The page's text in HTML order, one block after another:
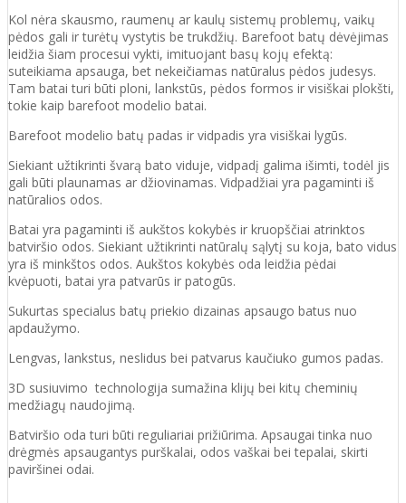
Kol nėra skausmo, raumenų ar kaulų sistemų problemų, vaikų
pėdos gali ir turėtų vystytis be trukdžių. Barefoot batų dėvėjimas
leidžia šiam procesui vykti, imituojant basų kojų efektą:
suteikiama apsauga, bet nekeičiamas natūralus pėdos judesys.
Tam batai turi būti ploni, lankstūs, pėdos formos ir visiškai plokšti,
tokie kaip barefoot modelio batai.
Barefoot modelio batų padas ir vidpadis yra visiškai lygūs.
Siekiant užtikrinti švarą bato viduje, vidpadį galima išimti, todėl jis
gali būti plaunamas ar džiovinamas. Vidpadžiai yra pagaminti iš
natūralios odos.
Batai yra pagaminti iš aukštos kokybės ir kruopščiai atrinktos
batviršio odos. Siekiant užtikrinti natūralų sąlytį su koja, bato vidus
yra iš minkštos odos. Aukštos kokybės oda leidžia pėdai
kvėpuoti, batai yra patvarūs ir patogūs.
Sukurtas specialus batų priekio dizainas apsaugo batus nuo
apdaužymo.
Lengvas, lankstus, neslidus bei patvarus kaučiuko gumos padas.
3D susiuvimo technologija sumažina klijų bei kitų cheminių
medžiagų naudojimą.
Batviršio oda turi būti reguliariai prižiūrima. Apsaugai tinka nuo
drėgmės apsaugantys purškalai, odos vaškai bei tepalai, skirti
paviršinei odai.